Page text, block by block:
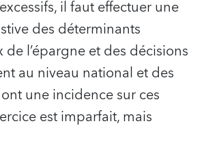
il faut effectuer une
des déterminants
l’épargne et des décisions
au niveau national et des
une incidence sur ces
est imparfait, mais